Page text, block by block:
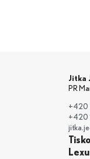
Jitka
PR
+420
+420